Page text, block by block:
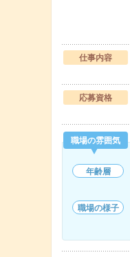
仕事内容
応募資格
職場の雰囲気
年齢層
職場の様子